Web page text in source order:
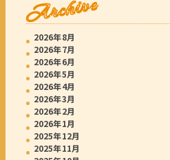
Archive
2026年8月
2026年7月
2026年6月
2026年5月
2026年4月
2026年3月
2026年2月
2026年1月
2025年12月
2025年11月